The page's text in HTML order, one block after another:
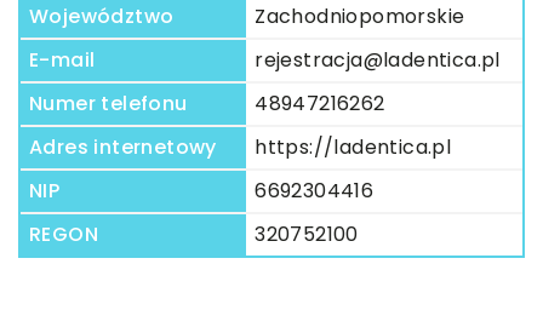
Województwo
Zachodniopomorskie
E-mail
rejestracja@ladentica.pl
Numer telefonu
48947216262
Adres internetowy
https://ladentica.pl
NIP
6692304416
REGON
320752100